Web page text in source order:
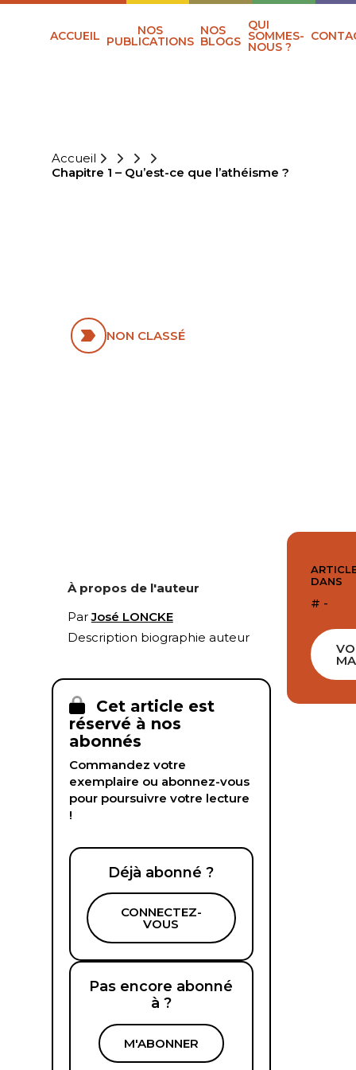
ACCUEIL NOS
PUBLICATIONS
NOS
BLOGS
QUI
SOMMES-
NOUS ?
Accueil
Chapitre 1 – Qu’est-ce que l’athéisme ?
NON CLASSÉ
À propos de l'auteur
ParJosé LONCKE
Description biographie auteur
Cet article est
réservé à nos
abonnés
Commandez votre
exemplaire ou abonnez-vous
pour poursuivre votre lecture
!
Déjà abonné ?
CONNECTEZ-
VOUS
Pas encore abonné
à ?
M'ABONNER
DANS
# -